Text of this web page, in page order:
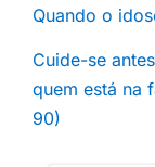
Quando o
Cuide-se
quem está na
90)